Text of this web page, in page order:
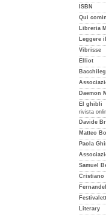
ISBN
Qui
Libreria
Leggere
Vibrisse
Elliot
Daemon
El ghibli
rivista
Davide
Matteo
Paola
Samuel
Cristiano
Fernandel
Literary